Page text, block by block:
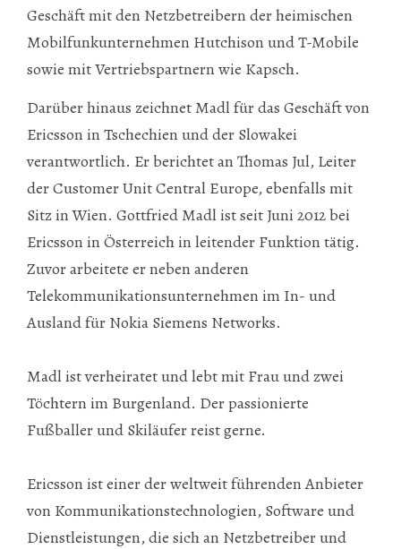
Geschäft mit den Netzbetreibern der heimischen
Mobilfunkunternehmen Hutchison und T-Mobile
sowie mit Vertriebspartnern wie Kapsch.
Darüber hinaus zeichnet Madl für das Geschäft von
Ericsson in Tschechien und der Slowakei
verantwortlich. Er berichtet an Thomas Jul, Leiter
der Customer Unit Central Europe, ebenfalls mit
Sitz in Wien. Gottfried Madl ist seit Juni 2012bei
Ericsson in Österreich in leitender Funktion tätig.
Zuvor arbeitete er neben anderen
Telekommunikationsunternehmen im In- und
Ausland für Nokia Siemens Networks.
Madl ist verheiratet und lebt mit Frau und zwei
Töchtern im Burgenland. Der passionierte
Fußballer und Skiläufer reist gerne.
Ericsson ist einer der weltweit führenden Anbieter
von Kommunikationstechnologien, Software und
Dienstleistungen, die sich an Netzbetreiber und